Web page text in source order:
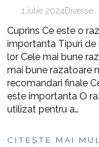
1 iulie 2024Diverse
Cuprins Ce este o
importanta Tipuri de
lor Cele mai bune
mai bune razatoare
recomandari finale
este importanta O
utilizat pentru a…
CITEȘTE MAI